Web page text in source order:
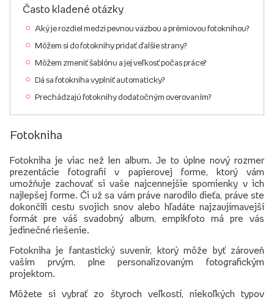
Často kladené otázky
Aký je rozdiel medzi pevnou väzbou a prémiovou fotoknihou?
Môžem si do fotoknihy pridať ďalšie strany?
Môžem zmeniť šablónu a jej veľkosť počas práce?
Dá sa fotokniha vyplniť automaticky?
Prechádzajú fotoknihy dodatočným overovaním?
Fotokniha
Fotokniha je viac než len album. Je to úplne nový rozmer
prezentácie fotografií v papierovej forme, ktorý vám
umožňuje zachovať si vaše najcennejšie spomienky v ich
najlepšej forme. Či už sa vám práve narodilo dieťa, práve ste
dokončili cestu svojich snov alebo hľadáte najzaujímavejší
formát pre váš svadobný album, empikfoto má pre vás
jedinečné riešenie.
Fotokniha je fantastický suvenír, ktorý môže byť zároveň
vaším prvým, plne personalizovaným fotografickým
projektom.
Môžete si vybrať zo štyroch veľkostí, niekoľkých typov